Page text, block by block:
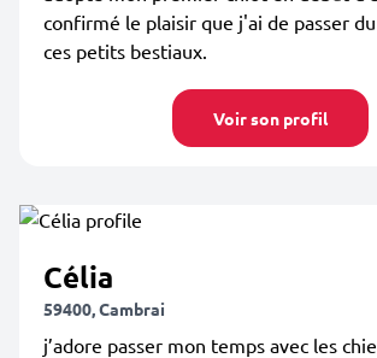
confirmé le plaisir que j'ai de passer
ces petits bestiaux.
Voir son profil
Célia
59400, Cambrai
j’adore passer mon temps avec les